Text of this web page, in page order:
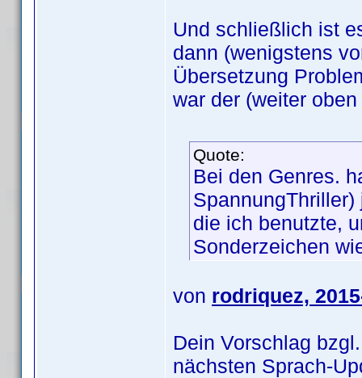
Und schließlich ist
dann (wenigstens
Übersetzung
war der (weiter
Quote:
Bei den Genres.
die ich benutzte,
Sonderzeichen
von rodriquez,
Dein Vorschlag
nächsten Sprach-